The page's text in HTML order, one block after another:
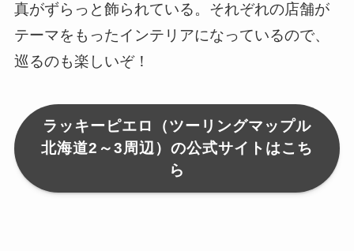
真がずらっと飾られている。それぞれの店舗が
テーマをもったインテリアになっているので、
巡るのも楽しいぞ！
ラッキーピエロ（ツーリングマップル
北海道2～3周辺）の公式サイトはこち
ら